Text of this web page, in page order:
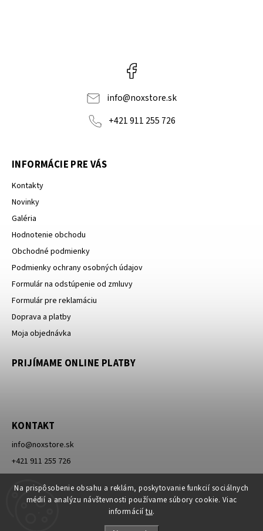
Na prispôsobenie obsahu a reklám, poskytovanie funkcií sociálnych
médií a analýzu návštevnosti používame súbory cookie. Viac
informácií tu.
info@noxstore.sk
+421 911 255 726
INFORMÁCIE PRE VÁS
Kontakty
Novinky
Galéria
Hodnotenie obchodu
Obchodné podmienky
Podmienky ochrany osobných údajov
Formulár na odstúpenie od zmluvy
Formulár pre reklamáciu
Doprava a platby
Moja objednávka
PRIJÍMAME ONLINE PLATBY
KONTAKT
info@noxstore.sk
+421 911 255 726